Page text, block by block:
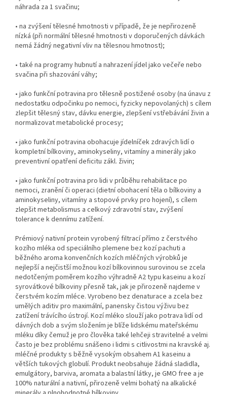
náhrada za 1 svačinu;
• na zvýšení tělesné hmotnosti v případě, že je nepřirozeně
nízká (při normální tělesné hmotnosti v doporučených dávkách
nemá žádný negativní vliv na tělesnou hmotnost);
• také na programy hubnutí a nahrazení jídel jako večeře nebo
svačina při shazování váhy;
• jako funkční potravina pro tělesně postižené osoby (na únavu z
nedostatku odpočinku po nemoci, fyzicky nepovolaných) s cílem
zlepšit tělesný stav, dávku energie, zlepšení vstřebávání živin a
normalizovat metabolické procesy;
• jako funkční potravina obohacuje jídelníček zdravých lidí o
kompletní bílkoviny, aminokyseliny, vitamíny a minerály jako
preventivní opatření deficitu zákl. živin;
• jako funkční potravina pro lidi v průběhu rehabilitace po
nemoci, zranění či operaci (dietní obohacení těla o bílkoviny a
aminokyseliny, vitamíny a stopové prvky pro hojení), s cílem
zlepšit metabolismus a celkový zdravotní stav, zvýšení
tolerance k dennímu zatížení.
Prémiový nativní protein vyrobený filtrací přímo z čerstvého
kozího mléka od speciálního plemene bez kozí pachuti a
běžného aroma konvenčních kozích mléčných výrobků je
nejlepší a nejčistší možnou kozí bílkovinnou surovinou se zcela
nedotčeným poměrem kozího výhradně A2 typu kaseinu a kozí
syrovátkové bílkoviny přesně tak, jak je přirozeně najdeme v
čerstvém kozím mléce. Vyrobeno bez denaturace a zcela bez
umělých aditiv pro maximální, panensky čistou výživu bez
zatížení trávícího ústrojí. Kozí mléko slouží jako potrava lidí od
dávných dob a svým složením je blíže lidskému mateřskému
mléku díky čemuž je pro člověka také lehčeji stravitelné a velmi
často je bez problému snášeno i lidmi s citlivostmi na kravské aj.
mléčné produkty s běžně vysokým obsahem A1 kaseinu a
větších tukových globulí. Produkt neobsahuje žádná sladidla,
emulgátory, barviva, aromata a balastní látky, je GMO free a je
100% naturální a nativní, přirozeně velmi bohatý na alkalické